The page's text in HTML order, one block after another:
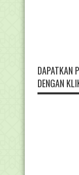
DAPATKAN
DENGAN